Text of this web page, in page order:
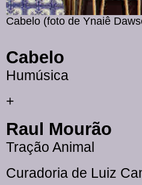
Cabelo (foto de Ynaiê
Cabelo
Humúsica
+
Raul Mourão
Tração Animal
Curadoria de Luiz